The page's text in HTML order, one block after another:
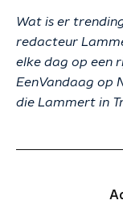
Wat is er
redacteur
elke dag op een
EenVandaag op
die Lammert in